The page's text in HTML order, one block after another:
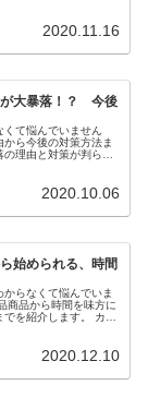
2020.11.16
が大暴落！？ 今後
て悩んでいません
ら今後の対策方法ま
理由と対策が判らな
2020.10.06
始められる、時間
らなくて悩んでいま
商品から時間を味方に
を紹介します。 カー
2020.12.10